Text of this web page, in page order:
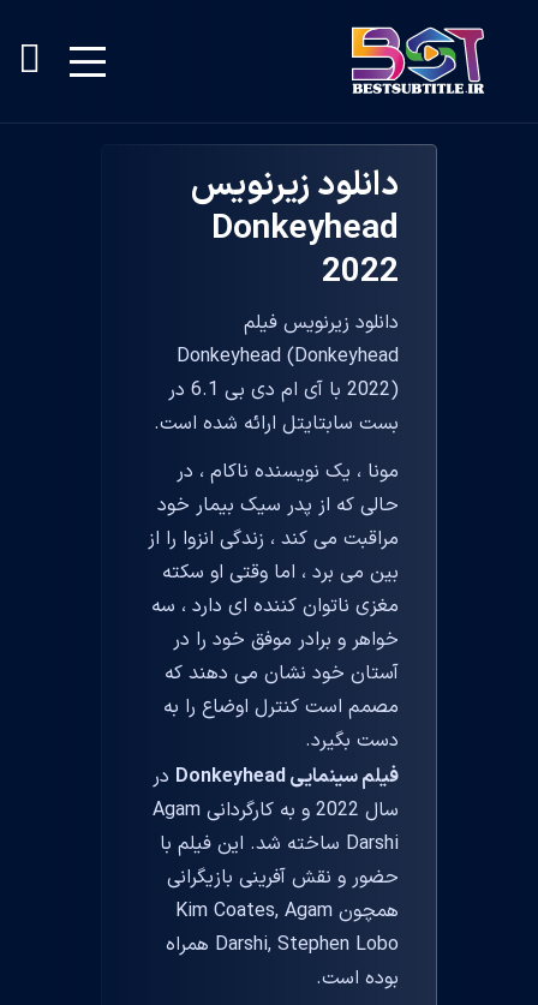
دانلود زیرنویس
Donkeyhead
2022
دانلود زیرنویس فیلم
Donkeyhead (Donkeyhead
2022) با آی ام دی بی 6.1 در
بست سابتایتل ارائه شده است.
مونا ، یک نویسنده ناکام ، در
حالی که از پدر سیک بیمار خود
مراقبت می کند ، زندگی انزوا را از
بین می برد ، اما وقتی او سکته
مغزی ناتوان کننده ای دارد ، سه
خواهر و برادر موفق خود را در
آستان خود نشان می دهند که
مصمم است کنترل اوضاع را به
دست بگیرد.
فیلم سینمایی Donkeyhead
در
سال 2022 و به کارگردانی Agam
Darshi ساخته شد. این فیلم با
حضور و نقش آفرینی بازیگرانی
همچون Kim Coates, Agam
Darshi, Stephen Lobo همراه
بوده است.